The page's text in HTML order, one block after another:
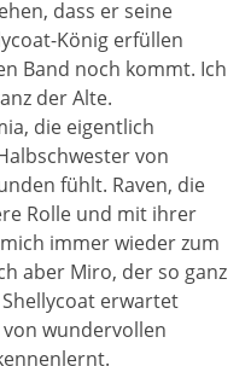
dass er seine
König erfüllen
Band noch kommt. Ich
der Alte.
die eigentlich
von
fühlt. Raven, die
Rolle und mit ihrer
immer wieder zum
aber Miro, der so ganz
erwartet
wundervollen